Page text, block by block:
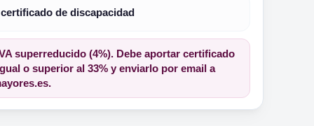
de discapacidad
superreducido (4%). Debe aportar certificado
o superior al 33% y enviarlo por email a